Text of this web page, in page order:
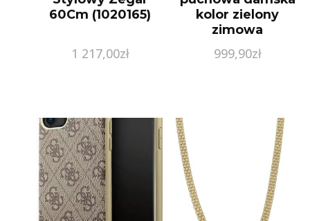
60Cm (1020165)
1 217,00zł
kolor zielony
zimowa
999,90zł